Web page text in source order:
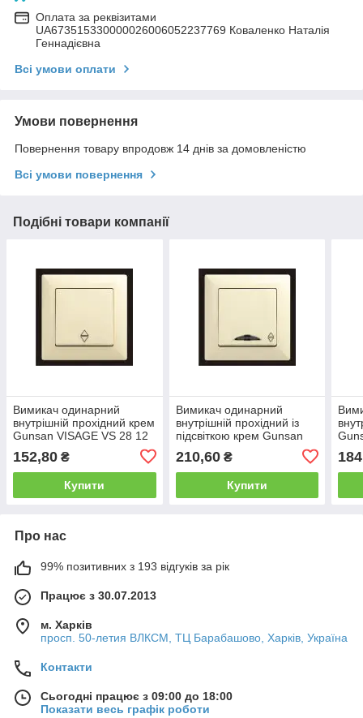
Оплата за реквізитами
UA673515330000026006052237769 Коваленко Наталія
Геннадієвна
Всі умови оплати
Умови повернення
Повернення товару впродовж 14 днів за домовленістю
Всі умови повернення
Подібні товари компанії
Вимикач одинарний
внутрішній прохідний крем
Gunsan VISAGE VS 28 12
152,80 ₴
Купити
Вимикач одинарний
внутрішній прохідний із
підсвіткою крем Gunsan
210,60₴
Купити
Про нас
99% позитивних з 193 відгуків за рік
Працює з 30.07.2013
м. Харків
просп. 50-летия ВЛКСМ, ТЦ Барабашово, Харків, Україна
Контакти
Сьогодні працює з 09:00 до 18:00
Показати весь графік роботи